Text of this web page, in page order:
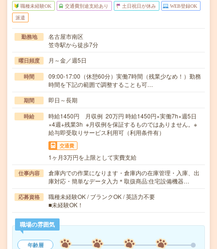
職種未経験OK 交通費別途支給あり 土日祝日が休み WEB登録OK
派遣
勤務地
名古屋市南区
笠寺駅から徒歩7分
曜日頻度 月～金／週5日
時間
09:00-17:00（休憩60分）実働7時間（残業少なめ！）勤務
時間を下記の範囲で調整することも可…
期間 即日～長期
時給
時給1450円 月収例 20万円 時給1450円×実働7h×週5日
×4週+残業3h ※月収例を保証するものではありません。※
給与即受取りサービス利用可（利用条件有）
交通費
1ヶ月3万円を上限として実費支給
仕事内容
倉庫内での作業になります・倉庫内の在庫管理・入庫、出
庫対応・簡単なデータ入力＊取扱商品:住宅設備機器…
応募資格
職種未経験OK / ブランクOK / 英語力不要
■未経験OK！
職場の雰囲気
年齢層